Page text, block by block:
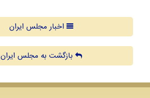
اخبار مجلس ایران
بازگشت به مجلس ایران